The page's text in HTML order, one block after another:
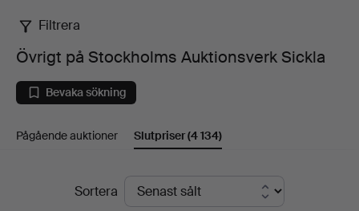
Övrigt
på
Stockholms
Auktionsverk
Filtrera
Övrigt på Stockholms Auktionsverk Sickla
Bevaka sökning
Pågående auktioner Slutpriser(4 134)
SlutpriserSortera